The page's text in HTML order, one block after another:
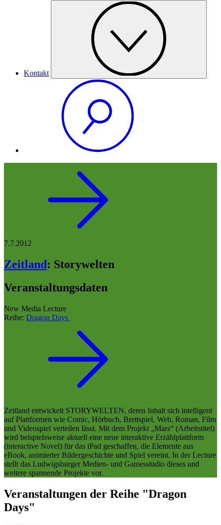
Kontakt
7.7.2012
Zeitland: Storywelten
Veranstaltungsdaten
New Media Lecture
Reihe: Dragon Days
Zeitland entwickelt STORYWELTEN, deren Inhalt sich intelligent
auf Plattformen wie Comic, Hörbuch, Brettspiel, Web, Roman, Film
und Videospiel verteilen lässt. Mit dem Projekt „Mars“ (Arbeitstitel)
wird beispielsweise aktuell eine neue interaktive Erzählplattform
(interactive Novel) für das iPad geschaffen, die Elemente aus
eBook, animierter Bildergeschichte und Spiel vereint. In der Lecture
stellt das Ludwigsburger Medien- und Gamesstudio dieses und
weitere spannende Projekte vor.
Veranstaltungen der Reihe "Dragon
Days"